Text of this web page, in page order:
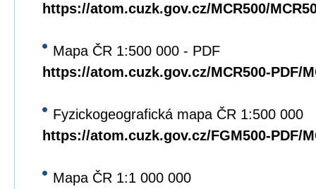
https://atom.cuzk.gov.cz/MCR500/
Mapa ČR 1:500 000 - PDF
https://atom.cuzk.gov.cz/MCR500-PDF/
Fyzickogeografická mapa ČR 1:500 000
https://atom.cuzk.gov.cz/FGM500-PDF/
Mapa ČR 1:1 000 000